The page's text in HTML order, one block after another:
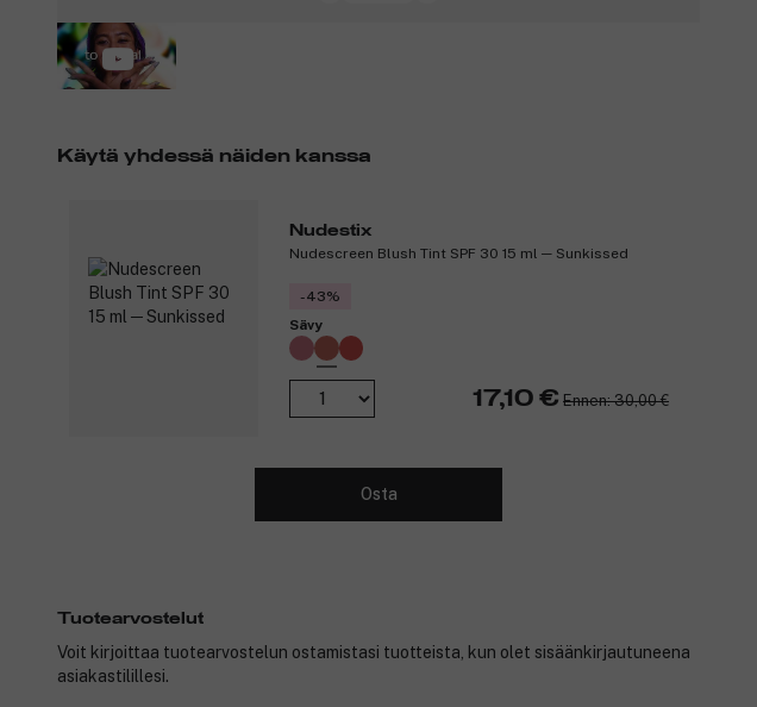
Käytä yhdessä näiden kanssa
Nudestix
Nudescreen Blush Tint SPF 30 15 ml ─ Sunkissed
-43%
Sävy
17,10 € Ennen: 30,00 €
Osta
Tuotearvostelut
Voit kirjoittaa tuotearvostelun ostamistasi tuotteista, kun olet sisäänkirjautuneena
asiakastilillesi.